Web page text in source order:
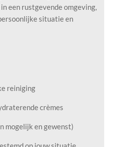
een rustgevende omgeving,
situatie en
reiniging
crèmes
mogelijk en gewenst)